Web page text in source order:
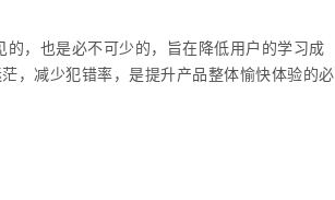
，也是必不可少的，旨在降低用户的学习成
，减少犯错率，是提升产品整体愉快体验的必